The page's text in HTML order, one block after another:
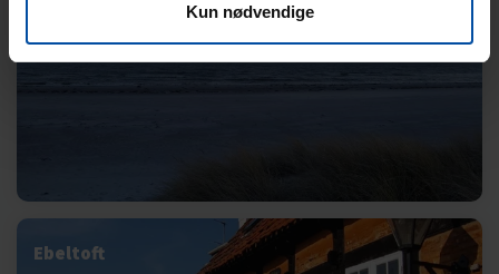
Kun nødvendige
Gjerrild Nordstrand og Kattegat
Ebeltoft